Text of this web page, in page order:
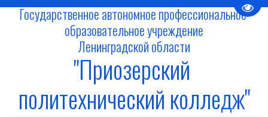
Государственное автономное профессиональное
образовательное учреждение
Ленинградской области
"Приозерский
политехнический колледж"